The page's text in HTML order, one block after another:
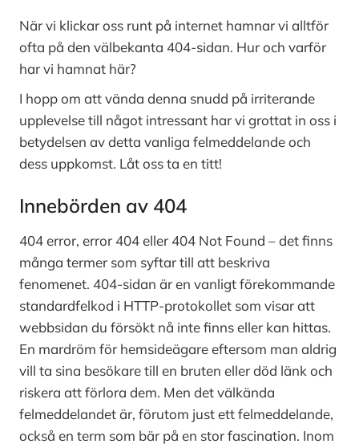
När vi klickar oss runt på internet hamnar vi alltför
ofta på den välbekanta 404-sidan. Hur och varför
har vi hamnat här?
I hopp om att vända denna snudd på irriterande
upplevelse till något intressant har vi grottat in oss i
betydelsen av detta vanliga felmeddelande och
dess uppkomst. Låt oss ta en titt!
Innebörden av 404
404 error, error 404 eller 404 Not Found – det finns
många termer som syftar till att beskriva
fenomenet. 404-sidan är en vanligt förekommande
standardfelkod i HTTP-protokollet som visar att
webbsidan du försökt nå inte finns eller kan hittas.
En mardröm för hemsideägare eftersom man aldrig
vill ta sina besökare till en bruten eller död länk och
riskera att förlora dem. Men det välkända
felmeddelandet är, förutom just ett felmeddelande,
också en term som bär på en stor fascination. Inom